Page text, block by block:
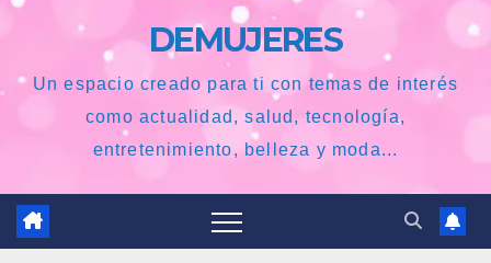
DEMUJERES
Un espacio creado para ti con temas de interés
como actualidad, salud, tecnología,
entretenimiento, belleza y moda...